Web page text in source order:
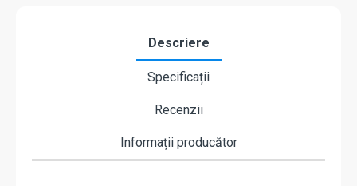
Descriere
Specificații
Recenzii
Informații producător